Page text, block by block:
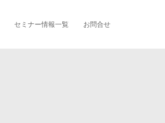
セミナー情報一覧 お問合せ